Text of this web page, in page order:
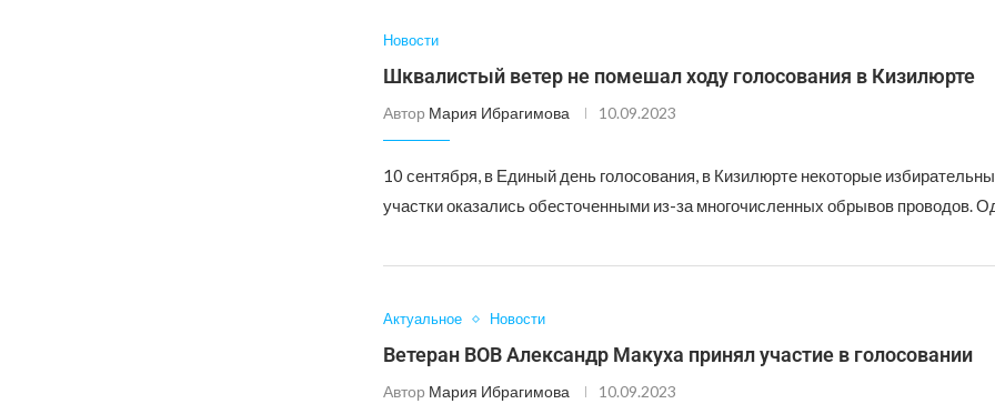
Новости
Шквалистый ветер не помешал ходу голосования в Кизилюрте
Автор Мария Ибрагимова 10.09.2023
10 сентября, в Единый день голосования, в Кизилюрте некоторые
участки оказались обесточенными из-за многочисленных обрывов проводов.
Актуальное Новости
Ветеран ВОВ Александр Макуха принял участие в голосовании
Автор Мария Ибрагимова 10.09.2023